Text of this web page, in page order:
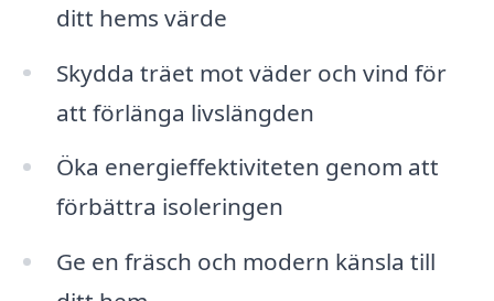
ditt hems värde
Skydda träet mot väder och vind för
att förlänga livslängden
Öka energieffektiviteten genom att
förbättra isoleringen
Ge en fräsch och modern känsla till